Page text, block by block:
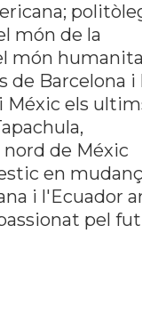
món de la
món
de Barcelona i
Méxic els
de Méxic
en
i l'Ecuador
pel